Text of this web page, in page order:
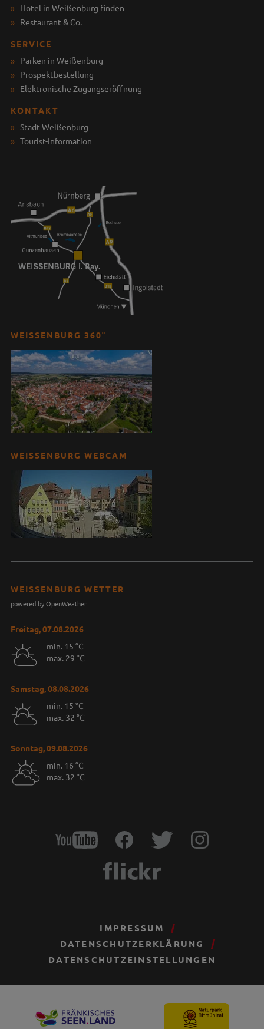
Hotel in Weißenburg finden
Restaurant & Co.
SERVICE
Parken in Weißenburg
Prospektbestellung
Elektronische Zugangseröffnung
KONTAKT
Stadt Weißenburg
Tourist-Information
WEISSENBURG 360°
WEISSENBURG WEBCAM
WEISSENBURG WETTER
powered by OpenWeather
Freitag, 07.08.2026
min. 15 °C
max. 29 °C
Samstag, 08.08.2026
min. 15 °C
max. 32 °C
Sonntag, 09.08.2026
min. 16 °C
max. 32 °C
IMPRESSUM
DATENSCHUTZERKLÄRUNG
DATENSCHUTZEINSTELLUNGEN